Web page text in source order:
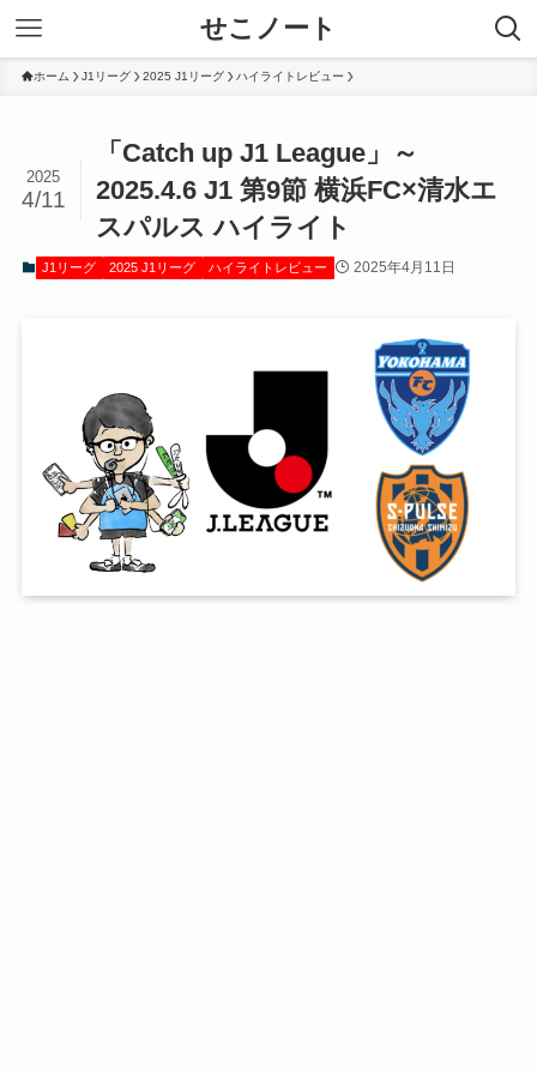
せこノート
ホーム J1リーグ 2025 J1リーグ ハイライトレビュー
「Catch up J1 League」～
2025.4.6 J1 第9節 横浜FC×清水エ
スパルス ハイライト
2025
4/11
J1リーグ 2025 J1リーグ ハイライトレビュー 2025年4月11日